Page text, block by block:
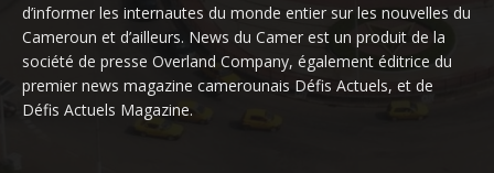
d’informer les internautes du monde entier sur les nouvelles du
Cameroun et d’ailleurs. News du Camer est un produit de la
société de presse Overland Company, également éditrice du
premier news magazine camerounais Défis Actuels, et de
Défis Actuels Magazine.